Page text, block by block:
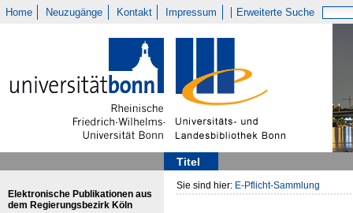
Home Neuzugänge Kontakt Impressum Erweiterte Suche
Titel
Elektronische Publikationen aus
dem Regierungsbezirk Köln
Sie sind hier: E-Pflicht-Sammlung